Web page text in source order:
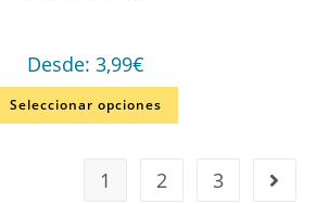
Desde: 3,99€
Seleccionar opciones
1 2 3